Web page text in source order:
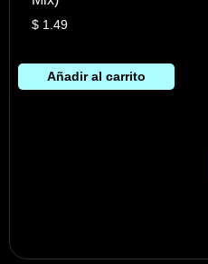
$1.49
Añadir al carrito